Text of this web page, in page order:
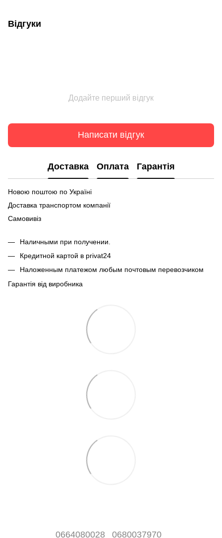
Відгуки
Додайте перший відгук
Написати відгук
Доставка Оплата Гарантія
Новою поштою по Україні
Доставка транспортом компанії
Самовивіз
Наличными при получении.
Кредитной картой в privat24
Наложенным платежом любым почтовым перевозчиком
Гарантія від виробника
0664080028 0680037970